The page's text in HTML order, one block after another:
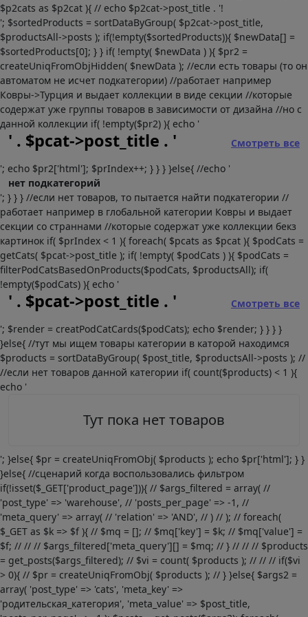
$p2cats as $p2cat ){ // echo $p2cat->post_title . '!
'; $sortedProducts = sortDataByGroup( $p2cat->post_title,
$productsAll->posts ); if(!empty($sortedProducts)){ $newData[] =
$sortedProducts[0]; } } if( !empty( $newData ) ){ $pr2 =
createUniqFromObjHidden( $newData ); //если есть товары (то он
автоматом не исчет подкатегории) //работает например
Ковры->Турция и выдает коллекции в виде секции //которые
содержат уже группы товаров в зависимости от дизайна //но с
данной коллекции if( !empty($pr2) ){ echo '
' . $pcat->post_title . '
Смотреть все
'; echo $pr2['html']; $prIndex++; } } } }else{ //echo '
нет подкатегорий
'; } } } //если нет товаров, то пытается найти подкатегории //
работает например в глобальной категории Ковры и выдает
секции со страннами //которые содержат уже коллекции бекз
картинок if( $prIndex < 1 ){ foreach( $pcats as $pcat ){ $podCats =
getCats( $pcat->post_title ); if( !empty( $podCats ) ){ $podCats =
filterPodCatsBasedOnProducts($podCats, $productsAll); if(
!empty($podCats) ){ echo '
' . $pcat->post_title . '
Смотреть все
'; $render = creatPodCatCards($podCats); echo $render; } } } }
}else{ //тут мы ищем товары категории в каторой находимся
$products = sortDataByGroup( $post_title, $productsAll->posts ); //
//если нет товаров данной категории if( count($products) < 1 ){
echo '
Тут пока нет товаров
'; }else{ $pr = createUniqFromObj( $products ); echo $pr['html']; } }
}else{ //сценарий когда воспользовались фильтром
if(!isset($_GET['product_page'])){ // $args_filtered = array( //
'post_type' => 'warehouse', // 'posts_per_page' => -1, //
'meta_query' => array( // 'relation' => 'AND', // ) // ); // foreach(
$_GET as $k => $f ){ // $mq = []; // $mq['key'] = $k; // $mq['value'] =
$f; // // // $args_filtered['meta_query'][] = $mq; // } // // // $products
= get_posts($args_filtered); // $vi = count( $products ); // // // if($vi
> 0){ // $pr = createUniqFromObj( $products ); // } }else{ $args2 =
array( 'post_type' => 'cats', 'meta_key' =>
'родительская_категория', 'meta_value' => $post_title,